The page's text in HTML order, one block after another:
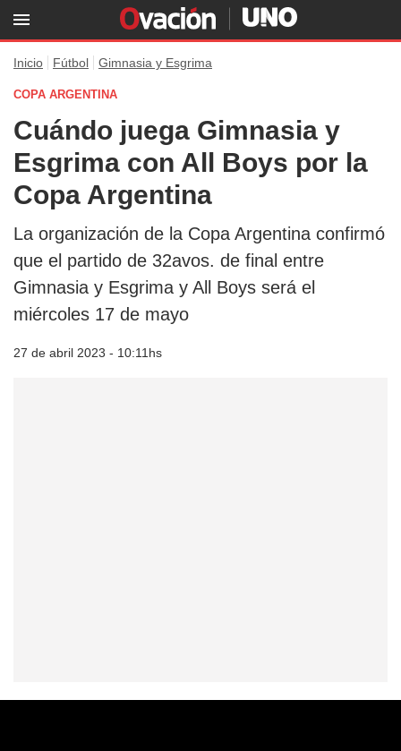
Inicio Fútbol Gimnasia y Esgrima
COPA ARGENTINA
Cuándo juega Gimnasia y
Esgrima con All Boys por la
Copa Argentina
La organización de la Copa Argentina confirmó
que el partido de 32avos. de final entre
Gimnasia y Esgrima y All Boys será el
miércoles 17 de mayo
27 de abril 2023 - 10:11hs